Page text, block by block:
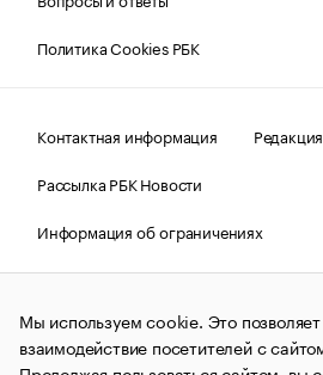
Политика Cookies РБК
Контактная информация
Редакция
Рассылка РБК Новости
Информация об ограничениях
Правовая информация
О
© АО «РОСБИЗНЕСКОНСАЛТИНГ»,
и материалы информационного
(зарегистрировано Федеральной
Мы используем cookie. Это
взаимодействие посетителей с